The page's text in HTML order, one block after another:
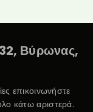
Βύρωνας,
επικοινωνήστε
κάτω αριστερά.